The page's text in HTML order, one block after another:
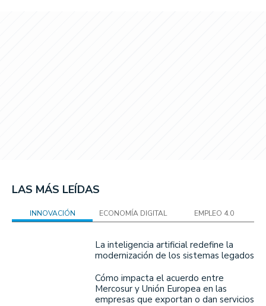
LAS MÁS LEÍDAS
INNOVACIÓN ECONOMÍA DIGITAL EMPLEO 4.0
La inteligencia artificial redefine la
modernización de los sistemas legados
Cómo impacta el acuerdo entre
Mercosur y Unión Europea en las
empresas que exportan o dan servicios